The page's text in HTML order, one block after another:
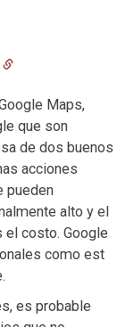
Maps,
que son
de dos buenos
acciones
pueden
alto y el
costo. Google
como est
es probable